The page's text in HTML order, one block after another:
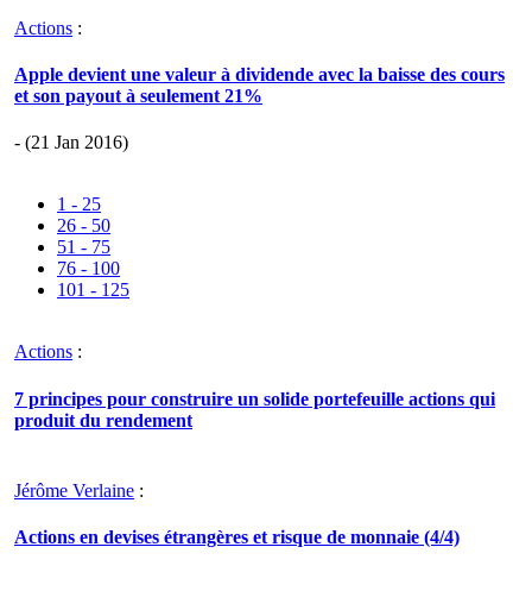
Actions :
Apple devient une valeur à dividende avec la baisse des cours
et son payout à seulement 21%
- (21 Jan 2016)
1 - 25
26 - 50
51 - 75
76 - 100
101 - 125
Actions :
7 principes pour construire un solide portefeuille actions qui
produit du rendement
Jérôme Verlaine :
Actions en devises étrangères et risque de monnaie (4/4)